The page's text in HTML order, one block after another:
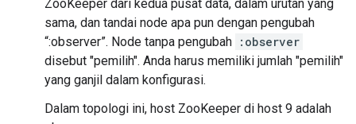
ZooKeeper dari kedua pusat data, dalam urutan yang
sama, dan tandai node apa pun dengan pengubah
“:observer”. Node tanpa pengubah :observer
disebut "pemilih". Anda harus memiliki jumlah "pemilih"
yang ganjil dalam konfigurasi.
Dalam topologi ini, host ZooKeeper di host 9 adalah